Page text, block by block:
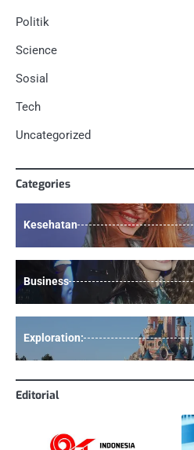
Politik
Science
Sosial
Tech
Uncategorized
Categories
Kesehatan
Business
Exploration:
Editorial